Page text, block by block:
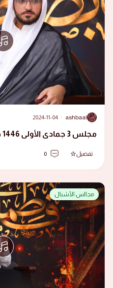
A
ashbaal
·
2024-11-04
مجلس 3 جمادى الأولى 1446 هجرية
تفضيل 0
مجالس الأشبال